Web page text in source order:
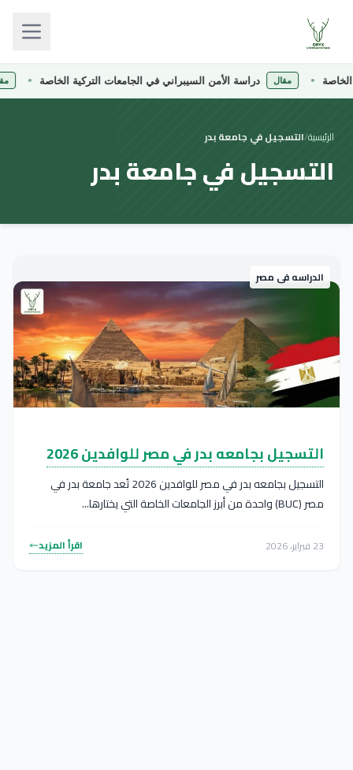
مقال دراسة الأمن السيبراني في الجامعات التركية الخاصة
الرئيسية/التسجيل في جامعة بدر
التسجيل في جامعة بدر
الدراسه فى مصر
التسجيل بجامعه بدر في مصر للوافدين 2026
التسجيل بجامعه بدر في مصر للوافدين 2026 تُعد جامعة بدر في
مصر (BUC) واحدة من أبرز الجامعات الخاصة التي يختارها...
23 فبراير، 2026 اقرأ المزيد